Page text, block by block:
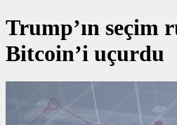
Trump’ın seçim
Bitcoin’i uçurdu